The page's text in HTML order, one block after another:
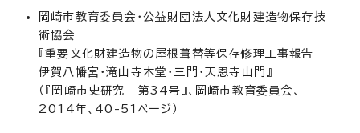
岡崎市教育委員会・公益財団法人文化財建造物保存技
術協会
『重要文化財建造物の屋根葺替等保存修理工事報告
伊賀八幡宮・滝山寺本堂・三門・天恩寺山門』
（『岡崎市史研究 第34号』、岡崎市教育委員会、
2014年、40-51ページ）